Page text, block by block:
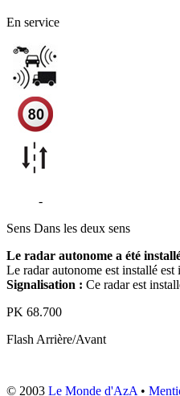
En service
-
Sens Dans les deux sens
Le radar autonome a été
Le radar autonome est installé
Signalisation : Ce radar est
PK 68.700
FlashArrière/Avant
© 2003 Le Monde d'AzA•